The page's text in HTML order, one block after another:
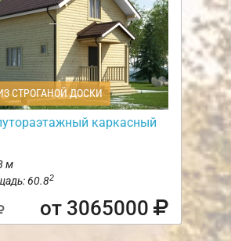
СТРОГАНОЙ ДОСКИ
каркасный
м
60.82
от 3065000